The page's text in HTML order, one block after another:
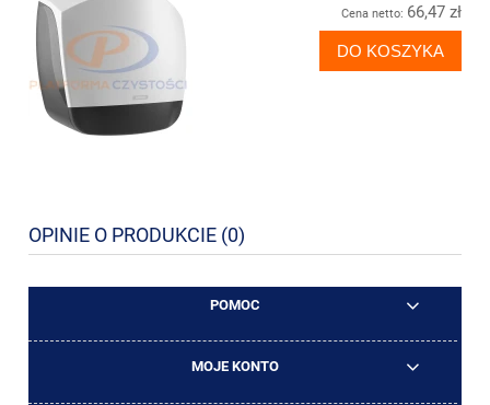
Cena netto: 66,47 zł
DO KOSZYKA
OPINIE O PRODUKCIE (0)
POMOC
MOJE KONTO